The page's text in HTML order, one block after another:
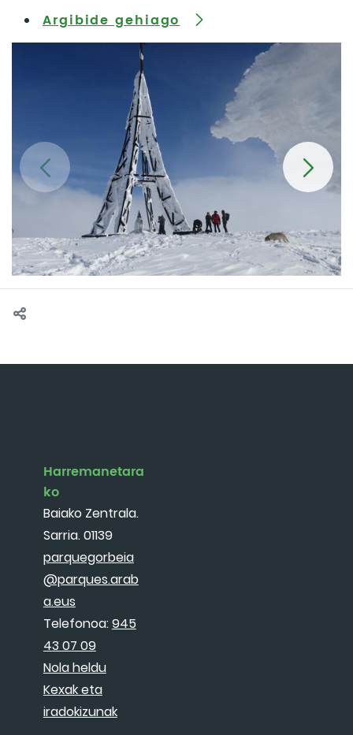
Argibide gehiago
Harremanetara
ko
Baiako Zentrala.
Sarria. 01139
parquegorbeia
@parques.arab
a.eus
Telefonoa:945
43 07 09
Nola heldu
Kexak eta
iradokizunak